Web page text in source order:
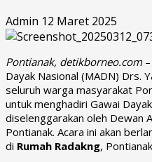
Admin 12 Maret 2025
Pontianak, detikborneo.com–
Dayak Nasional (MADN) Drs.
seluruh warga masyarakat
untuk menghadiri Gawai
diselenggarakan oleh Dewan
Pontianak. Acara ini akan
di Rumah Radakng,